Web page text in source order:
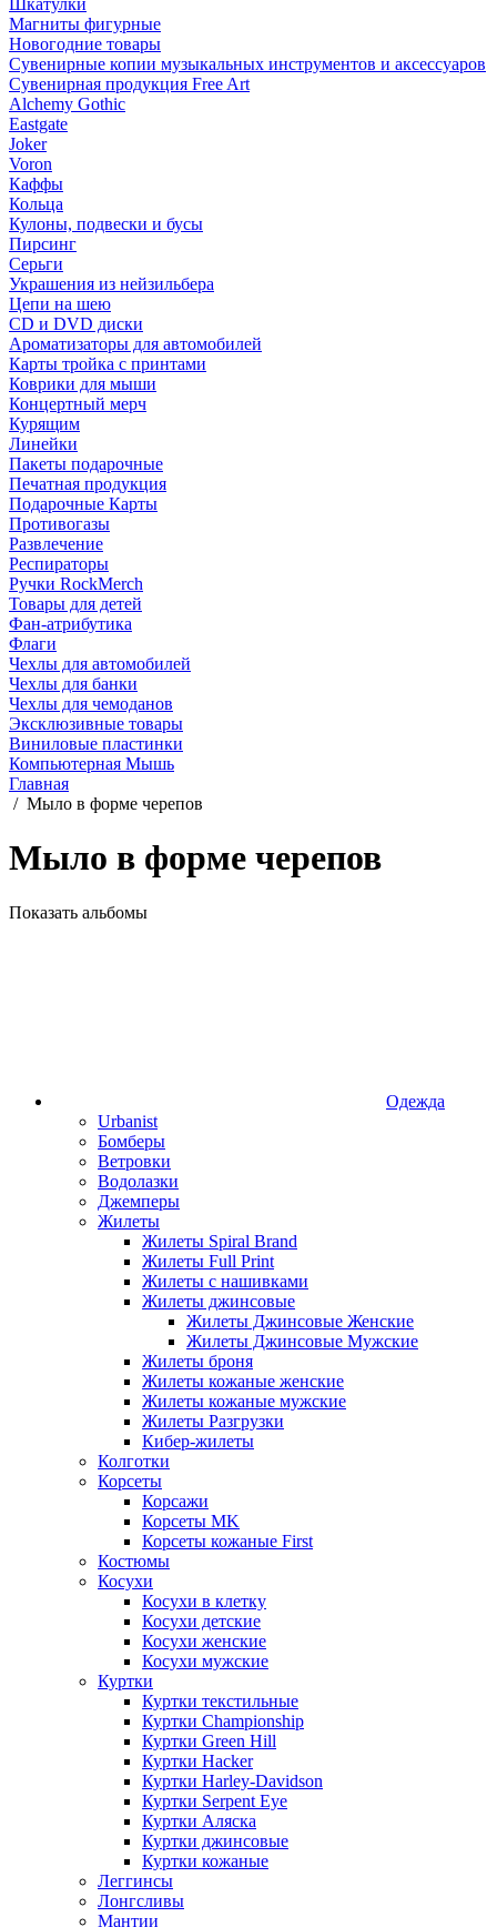
Шкатулки
Магниты фигурные
Новогодние товары
Сувенирные копии музыкальных инструментов и аксессуаров
Сувенирная продукция Free Art
Alchemy Gothic
Eastgate
Joker
Voron
Каффы
Кольца
Кулоны, подвески и бусы
Пирсинг
Серьги
Украшения из нейзильбера
Цепи на шею
CD и DVD диски
Ароматизаторы для автомобилей
Карты тройка с принтами
Коврики для мыши
Концертный мерч
Курящим
Линейки
Пакеты подарочные
Печатная продукция
Подарочные Карты
Противогазы
Развлечение
Респираторы
Ручки RockMerch
Товары для детей
Фан-атрибутика
Флаги
Чехлы для автомобилей
Чехлы для банки
Чехлы для чемоданов
Эксклюзивные товары
Виниловые пластинки
Компьютерная Мышь
Главная
/ Мыло в форме черепов
Мыло в форме черепов
Показать альбомы
Одежда
Urbanist
Бомберы
Ветровки
Водолазки
Джемперы
Жилеты
Жилеты Spiral Brand
Жилеты Full Print
Жилеты с нашивками
Жилеты джинсовые
Жилеты Джинсовые Женские
Жилеты Джинсовые Мужские
Жилеты броня
Жилеты кожаные женские
Жилеты кожаные мужские
Жилеты Разгрузки
Кибер-жилеты
Колготки
Корсеты
Корсажи
Корсеты MK
Корсеты кожаные First
Костюмы
Косухи
Косухи в клетку
Косухи детские
Косухи женские
Косухи мужские
Куртки
Куртки текстильные
Куртки Championship
Куртки Green Hill
Куртки Hacker
Куртки Harley-Davidson
Куртки Serpent Eye
Куртки Аляска
Куртки джинсовые
Куртки кожаные
Леггинсы
Лонгсливы
Мантии